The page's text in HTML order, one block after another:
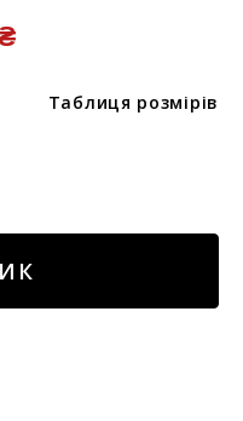
Таблиця розмірів